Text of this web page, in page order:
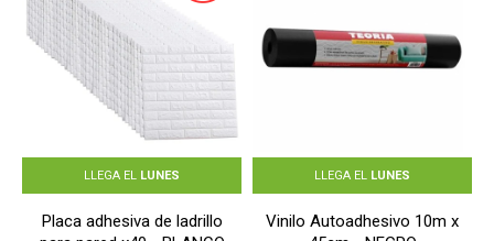
LLEGA EL LUNES
Placa adhesiva de ladrillo
LLEGA EL LUNES
Vinilo Autoadhesivo 10m x